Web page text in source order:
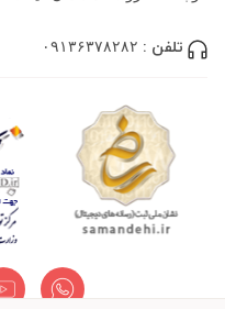
تلفن : ۰۹۱۳۶۳۷۸۲۸۲